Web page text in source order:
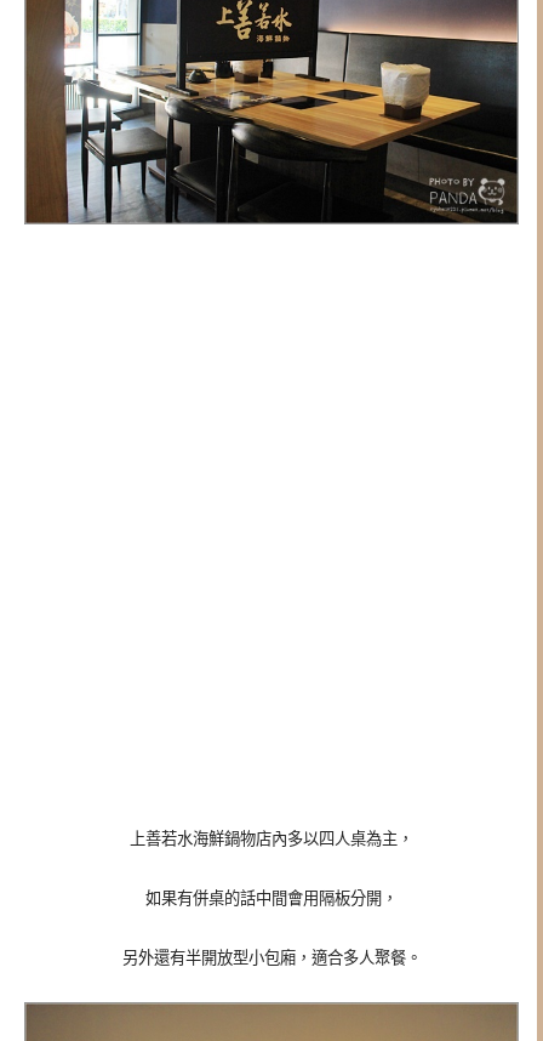
上善若水海鮮鍋物店內多以四人桌為主，
如果有併桌的話中間會用隔板分開，
另外還有半開放型小包廂，適合多人聚餐。